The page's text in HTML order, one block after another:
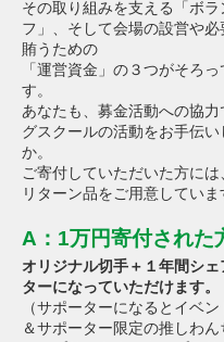
その取り組みを支える「ボラ
フ」、そして会場の設営や
賄うための
「運営資金」の３つがそろ
す。
あなたも、募金活動への協力
グスクールの活動をお手伝い
か。
ご寄付していただいた方に
リターン品をご用意していま
A：1万円寄付された
オリジナル切手＋１年間シ
ターになっていただけます。
（サポーターになるとイベ
＆サポーター限定の推しわん